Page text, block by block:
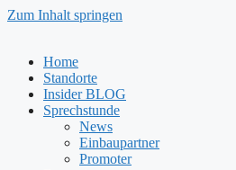
Zum Inhalt springen
Home
Standorte
Insider BLOG
Sprechstunde
News
Einbaupartner
Promoter